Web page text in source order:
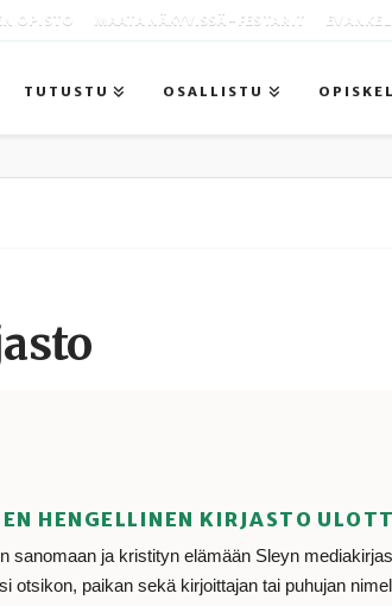
OPISTO MAATA NÄKYVISSÄ -FESTARIT
TUTUSTU OSALLISTU
HENGELLINEN KIRJASTO
sanomaan ja kristityn elämään Sleyn
otsikon, paikan sekä kirjoittajan tai puhujan